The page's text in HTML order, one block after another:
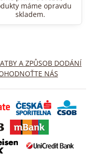
máme opravdu
skladem.
A ZPŮSOB DODÁNÍ
NÁS